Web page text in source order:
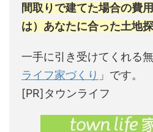
間取りで建てた場合の費用
は）あなたに合った土地探
一手に引き受けてくれる
ライフ家づくり 」です。
[PR]タウンライフ